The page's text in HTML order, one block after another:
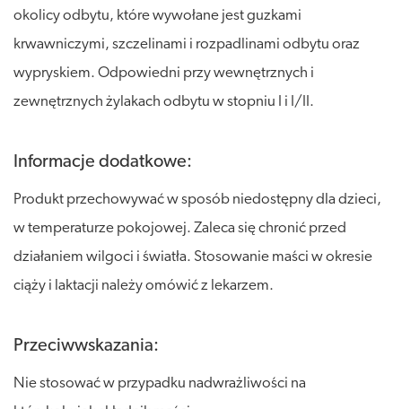
okolicy odbytu, które wywołane jest guzkami
krwawniczymi, szczelinami i rozpadlinami odbytu oraz
wypryskiem. Odpowiedni przy wewnętrznych i
zewnętrznych żylakach odbytu w stopniu I i I/II.
Informacje dodatkowe:
Produkt przechowywać w sposób niedostępny dla dzieci,
w temperaturze pokojowej. Zaleca się chronić przed
działaniem wilgoci i światła. Stosowanie maści w okresie
ciąży i laktacji należy omówić z lekarzem.
Przeciwwskazania:
Nie stosować w przypadku nadwrażliwości na